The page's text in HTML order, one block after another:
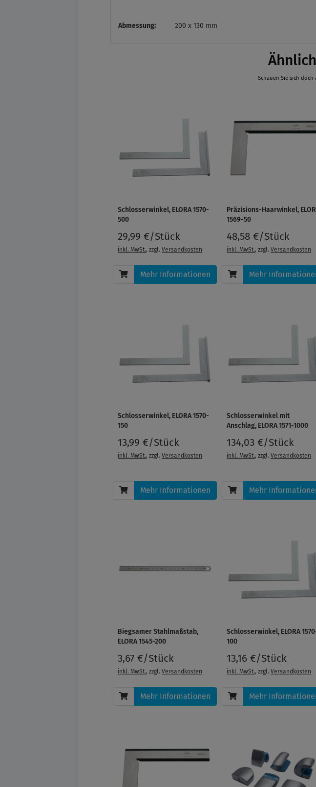
Abmessung: 200 x 130 mm
Schauen Sie sich
Schlosserwinkel, ELORA 1570-
500
29,99 €/Stück
inkl. MwSt., zzgl.Versandkosten
Mehr Informationen
Präzisions-Haarwinkel,
1569-50
48,58 €/Stück
inkl. MwSt., zzgl.Versandkosten
Mehr
Schlosserwinkel, ELORA 1570-
150
13,99 €/Stück
inkl. MwSt., zzgl.Versandkosten
Mehr Informationen
Schlosserwinkel mit
Anschlag, ELORA 1571-1000
134,03 €/Stück
inkl. MwSt., zzgl.Versandkosten
Mehr
Biegsamer Stahlmaßstab,
ELORA 1545-200
3,67 €/Stück
inkl. MwSt., zzgl.Versandkosten
Mehr Informationen
Schlosserwinkel, ELORA
100
13,16 €/Stück
inkl. MwSt., zzgl.Versandkosten
Mehr